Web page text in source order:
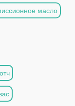
масло